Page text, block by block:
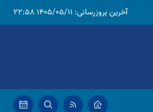
آخرین بروزرسانی: 1405/05/11 22:58